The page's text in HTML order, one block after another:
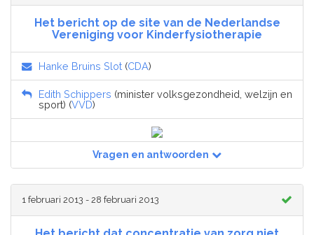
Het bericht op de site van de Nederlandse
Vereniging voor Kinderfysiotherapie
Hanke Bruins Slot (CDA)
Edith Schippers (minister volksgezondheid, welzijn en
sport) (VVD)
Vragen en antwoorden
1 februari 2013 - 28 februari 2013